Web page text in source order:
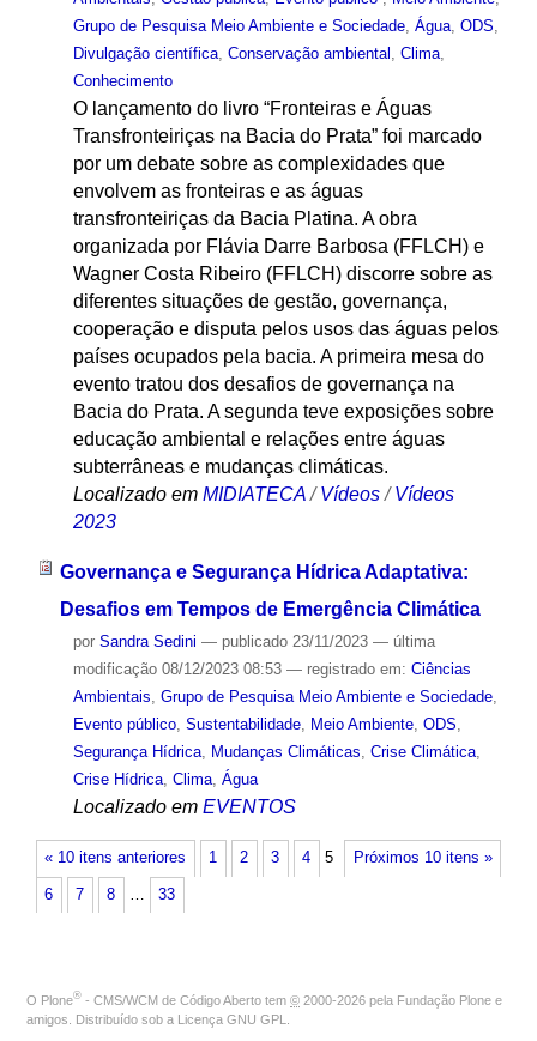
Grupo de Pesquisa Meio Ambiente e Sociedade, Água, ODS
Divulgação científica, Conservação ambiental Clima,
Conhecimento
O lançamento do livro “Fronteiras e Águas
Transfronteiriças na Bacia do Prata” foi marcado
por um debate sobre as complexidades que
envolvem as fronteiras e as águas
transfronteiriças da Bacia Platina. A obra
organizada por Flávia Darre Barbosa (FFLCH) e
Wagner Costa Ribeiro (FFLCH) discorre sobre as
diferentes situações de gestão, governança,
cooperação e disputa pelos usos das águas pelos
países ocupados pela bacia. A primeira mesa do
evento tratou dos desafios de governança na
Bacia do Prata. A segunda teve exposições sobre
educação ambiental e relações entre águas
subterrâneas e mudanças climáticas.
Localizado em MIDIATECA /Vídeos /Vídeos
2023
Governança e Segurança Hídrica Adaptativa:
Desafios em Tempos de Emergência Climática
por Sandra Sedini — publicado23/11/2023 — última
modificação08/12/2023 08:53 — registrado em: Ciências
Ambientais, Grupo de Pesquisa Meio Ambiente e Sociedade,
Evento público, Sustentabilidade, Meio Ambiente, ODS,
Segurança Hídrica, Mudanças Climáticas, Crise Climática,
Crise Hídrica, Clima, Água
Localizado em EVENTOS
« 10 itens anteriores Próximos 10 itens »
1 2 3 4 5
6 7 8 … 33
O Plone® - CMS/WCM de Código Aberto tem © 2000-2026 pela Fundação Plone e
amigos. Distribuído sob a Licença GNU GPL